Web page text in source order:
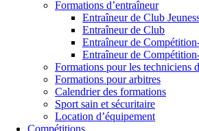
Formations d’entraîneur
Entraîneur de Club
Entraîneur de Club
Entraîneur de
Entraîneur de
Formations pour les techniciens
Formations pour arbitres
Calendrier des formations
Sport sain et sécuritaire
Location d’équipement
Compétitions